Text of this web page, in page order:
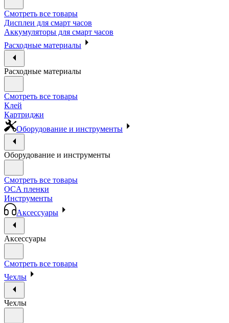
Смотреть все товары
Дисплеи для смарт часов
Аккумуляторы для смарт часов
Расходные материалы
Расходные материалы
Смотреть все товары
Клей
Картриджи
Оборудование и инструменты
Оборудование и инструменты
Смотреть все товары
OCA пленки
Инструменты
Аксессуары
Аксессуары
Смотреть все товары
Чехлы
Чехлы